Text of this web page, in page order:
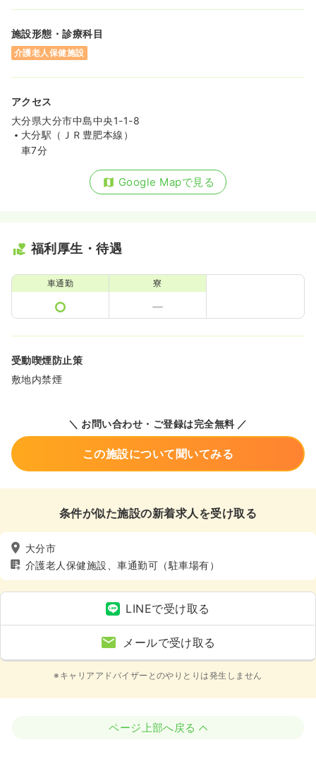
施設形態・診療科目
介護老人保健施設
アクセス
大分県大分市中島中央1-1-8
大分駅（ＪＲ豊肥本線）
車7分
Google Mapで見る
福利厚生・待遇
車通勤 寮
受動喫煙防止策
敷地内禁煙
＼ お問い合わせ・ご登録は完全無料 ／
この施設について聞いてみる
条件が似た施設の新着求人を受け取る
大分市
介護老人保健施設、車通勤可（駐車場有）
LINEで受け取る
メールで受け取る
※キャリアアドバイザーとのやりとりは発生しません
ページ上部へ戻る